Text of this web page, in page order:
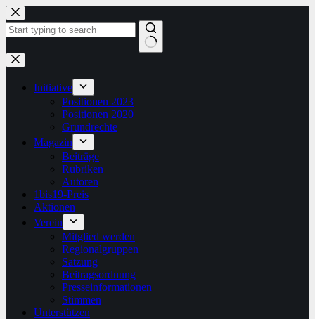
Zum
Inhalt
springen
Keine
Ergebnisse
Initiative
Positionen 2023
Positionen 2020
Grundrechte
Magazin
Beiträge
Rubriken
Autoren
1bis19-Preis
Aktionen
Verein
Mitglied werden
Regionalgruppen
Satzung
Beitragsordnung
Presseinformationen
Stimmen
Unterstützen